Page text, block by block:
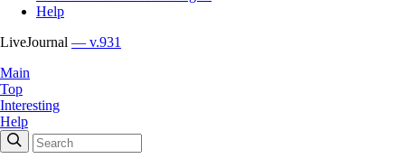
Help
LiveJournal — v.931
Main
Top
Interesting
Help